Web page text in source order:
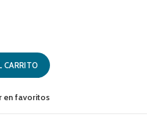
BLANCO INVIERNO (6 UNI) TEK BOND
CARRITO
en favoritos